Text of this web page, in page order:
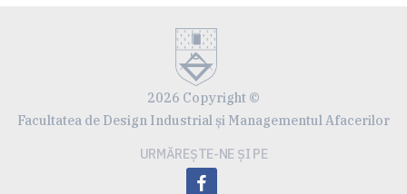
2026 Copyright ©
Facultatea de Design Industrial și Managementul Afacerilor
URMĂREȘTE-NE ȘI PE